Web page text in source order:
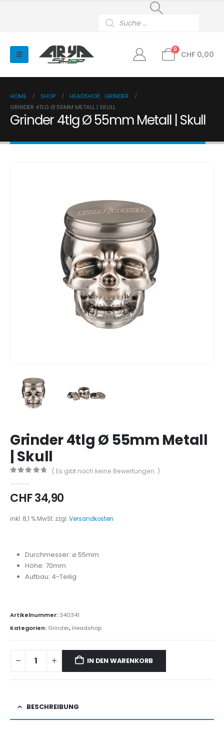
search
0
CHF 0,00
HOME SHOP HEADSHOP, GRINDER
GRINDER 4TLG Ø 55MM METALL | SKULL
Grinder 4tlg Ø 55mm Metall | Skull
Grinder 4tlg Ø 55mm Metall
| Skull
( Es gibt noch keine Bewertungen. )
CHF34,90
inkl. 8,1 % MwSt. zzgl.Versandkosten
Durchmesser: ø 55mm
Höhe: 70mm
Aufbau: 4-Teilig
Artikelnummer:340341
Kategorien: Grinder, Headshop
IN DEN WARENKORB
BESCHREIBUNG